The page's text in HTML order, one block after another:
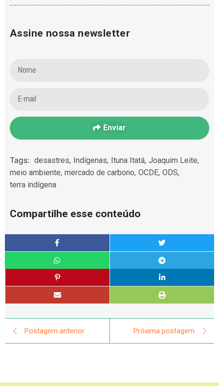
Assine nossa newsletter
Enviar
Tags: desastres, Indígenas, Ituna Itatá, Joaquim Leite,
meio ambiente, mercado de carbono, OCDE, ODS,
terra indígena
Compartilhe esse conteúdo
Postagem anterior Próxima postagem